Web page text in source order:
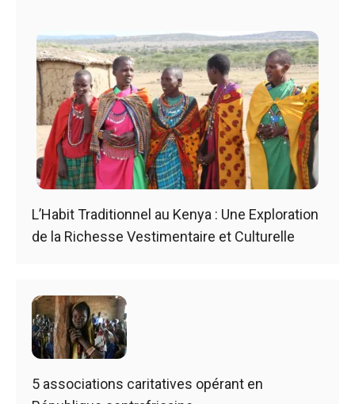
L’Habit Traditionnel au Kenya : Une Exploration
de la Richesse Vestimentaire et Culturelle
5 associations caritatives opérant en